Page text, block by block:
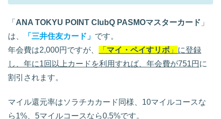
「 ANA TOKYU POINT ClubQ PASMOマスターカード 」
は、
「 三井住友カード 」 です。
年会費は2,000円ですが、
「 マイ・ペイすリボ 」 に登録
し、年に1回以上カードを利用すれば、年会費が751円 に
割引されます。
マイル還元率はソラチカカード同様、10マイルコースな
ら1%、5マイルコースなら0.5%です。